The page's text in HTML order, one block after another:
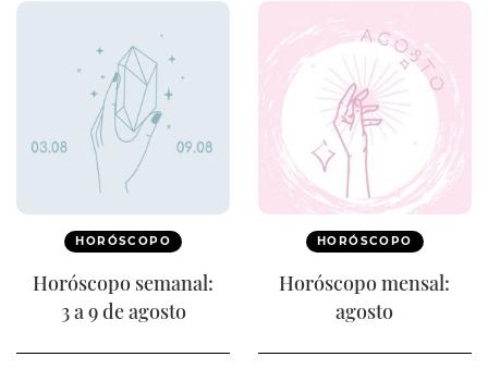
HORÓSCOPO
Horóscopo semanal:
3 a 9 de agosto
HORÓSCOPO
Horóscopo mensal:
agosto